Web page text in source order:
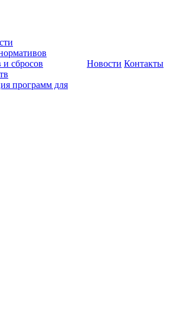
сбросов
программ для
Новости Контакты